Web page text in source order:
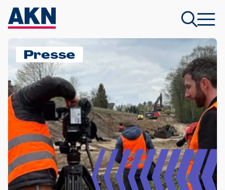
Presse